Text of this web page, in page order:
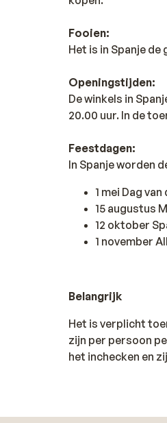
Fooien:
Het is in Spanje
Openingstijden:
De winkels in
20.00 uur. In de
Feestdagen:
In Spanje worden
1 mei Dag
15 augustus
12 oktober
1 november
Belangrijk
Het is verplicht
zijn per persoon
het inchecken en